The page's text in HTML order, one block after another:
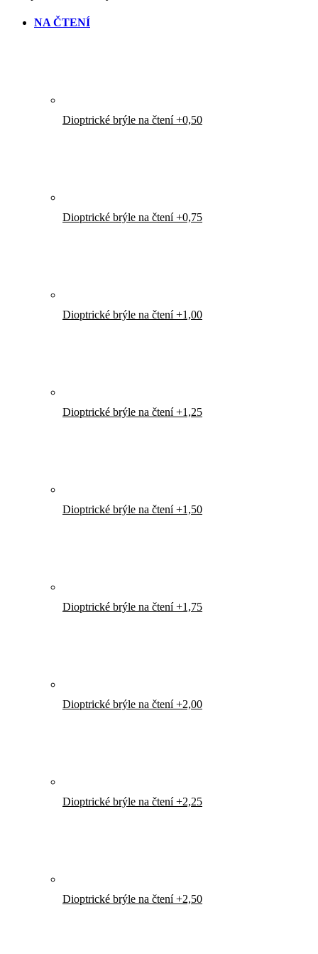
NA ČTENÍ
Dioptrické brýle na čtení +0,50
Dioptrické brýle na čtení +0,75
Dioptrické brýle na čtení +1,00
Dioptrické brýle na čtení +1,25
Dioptrické brýle na čtení +1,50
Dioptrické brýle na čtení +1,75
Dioptrické brýle na čtení +2,00
Dioptrické brýle na čtení +2,25
Dioptrické brýle na čtení +2,50